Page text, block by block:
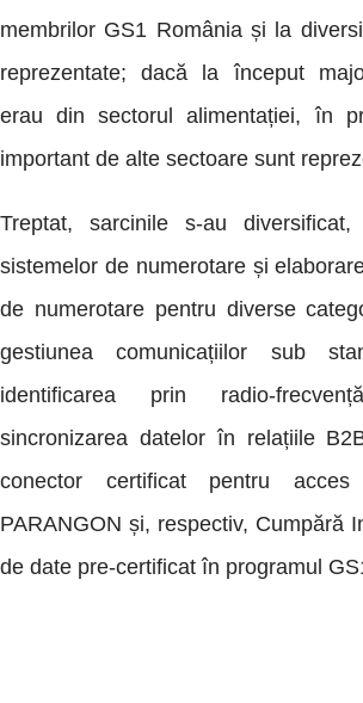
membrilor GS1 România și la
reprezentate; dacă la început
erau din sectorul alimentației, în
important de alte sectoare sunt
Treptat, sarcinile s-au
sistemelor de numerotare și
de numerotare pentru diverse
gestiunea comunicațiilor sub
identificarea prin radio-
sincronizarea datelor în relațiile
conector certificat pentru
PARANGON și, respectiv, Cumpără
de date pre-certificat în programul